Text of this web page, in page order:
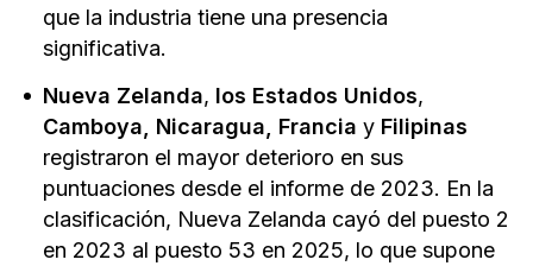
que la industria tiene una presencia
significativa.
Nueva Zelanda, los Estados Unidos,
Camboya, Nicaragua, Francia y Filipinas
registraron el mayor deterioro en sus
puntuaciones desde el informe de 2023. En la
clasificación, Nueva Zelanda cayó del puesto 2
en 2023 al puesto 53 en 2025, lo que supone